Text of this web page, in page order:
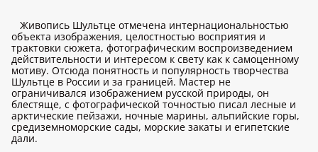
Живопись Шультце отмечена интернациональностью
объекта изображения, целостностью восприятия и
трактовки сюжета, фотографическим воспроизведением
действительности и интересом к свету как к самоценному
мотиву. Отсюда понятность и популярность творчества
Шультце в России и за границей. Мастер не
ограничивался изображением русской природы, он
блестяще, с фотографической точностью писал лесные и
арктические пейзажи, ночные марины, альпийские горы,
средиземноморские сады, морские закаты и египетские
дали.